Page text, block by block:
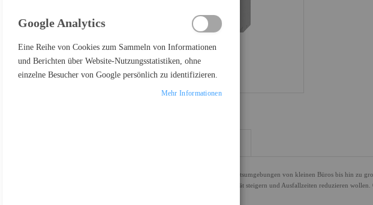
Ein Drucker für kleine Arbeitsgruppen, perfekt für die Geschäftsumgebungen von kleinen Büros bis hin zu
Laserdrucker verwendet haben, Kosten senken, die Produktivität steigern und Ausfallzeiten reduzieren
Google Analytics
Eine Reihe von Cookies zum Sammeln von Informationen
und Berichten über Website-Nutzungsstatistiken, ohne
einzelne Besucher von Google persönlich zu identifizieren.
Mehr Informationen